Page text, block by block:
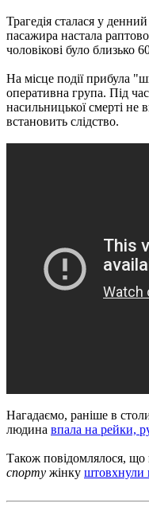
Трагедія сталася у
пасажира настала
чоловікові було близько
На місце події прибула
оперативна група. Під
насильницької смерті не
встановить слідство.
Нагадаємо, раніше в
людина впала на рейки,
Також повідомлялося, що
спорту жінку штовхнули